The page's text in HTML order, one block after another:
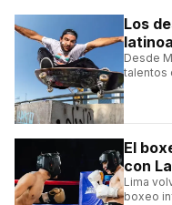
Los
Desde
talentos
El
con
Lima
boxeo